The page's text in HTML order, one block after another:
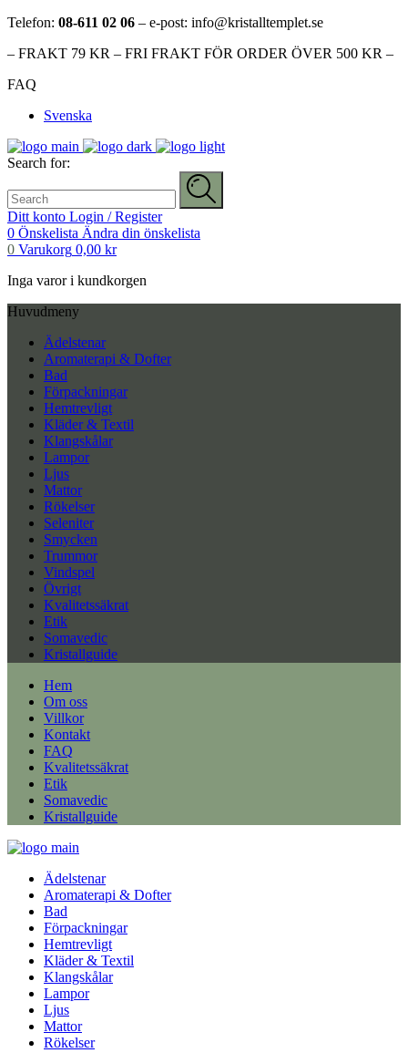
Telefon: 08-611 02 06 – e-post: info@kristalltemplet.se
– FRAKT 79 KR – FRI FRAKT FÖR ORDER ÖVER 500 KR –
FAQ
Svenska
Search for:
Ditt konto Login / Register
0 Önskelista Ändra din önskelista
0 Varukorg 0,00 kr
Inga varor i kundkorgen
Huvudmeny
Ädelstenar
Aromaterapi & Dofter
Bad
Förpackningar
Hemtrevligt
Kläder & Textil
Klangskålar
Lampor
Ljus
Mattor
Rökelser
Seleniter
Smycken
Trummor
Vindspel
Övrigt
Kvalitetssäkrat
Etik
Somavedic
Kristallguide
Hem
Om oss
Villkor
Kontakt
FAQ
Kvalitetssäkrat
Etik
Somavedic
Kristallguide
Ädelstenar
Aromaterapi & Dofter
Bad
Förpackningar
Hemtrevligt
Kläder & Textil
Klangskålar
Lampor
Ljus
Mattor
Rökelser